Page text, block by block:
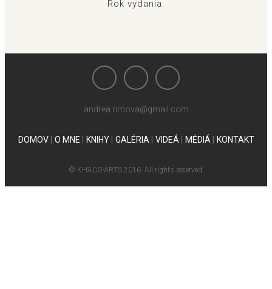
Rok vydania:
andrea.rimova@gmail.com
DOMOV O MNE KNIHY GALÉRIA VIDEÁ MÉDIÁ KONTAKT
© KHAOS-ARTS 2016. All rights reserved.